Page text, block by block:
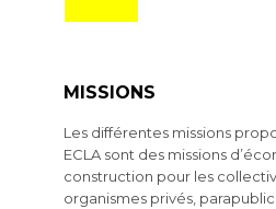
MISSIONS
Les différentes missions
ECLA sont des missions
construction pour les
organismes privés,